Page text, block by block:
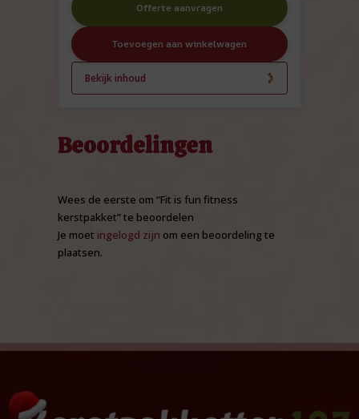
Offerte aanvragen
Toevoegen aan winkelwagen
Bekijk inhoud
Beoordelingen
Wees de eerste om “Fit is fun fitness
kerstpakket” te beoordelen
Je moet ingelogd zijn om een beoordeling te
plaatsen.